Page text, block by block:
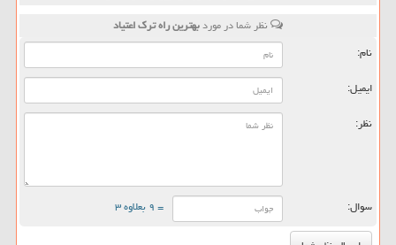
نظر شما در موردبهترین راه ترك اعتیاد
نام:
ایمیل:
نظر:
سوال: = ۹ بعلاوه ۳